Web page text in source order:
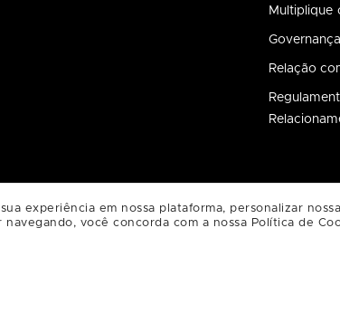
Multiplique
Governança
Relação
- PR
experiência em nossa plataforma, personalizar nossa
você concorda com a nossa Política de